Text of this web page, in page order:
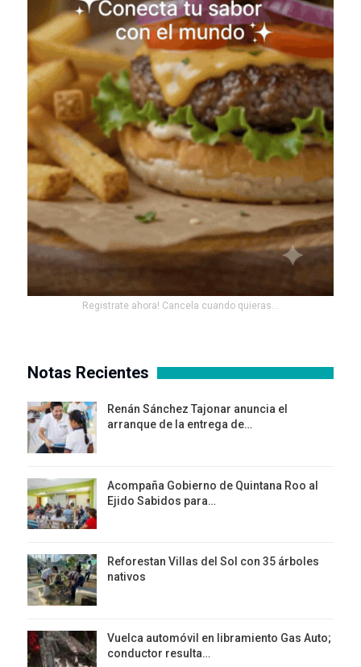
Registrate ahora! Cancela cuando quieras...
Notas Recientes
Renán Sánchez Tajonar anuncia el
arranque de la entrega de…
Acompaña Gobierno de Quintana Roo al
Ejido Sabidos para…
Reforestan Villas del Sol con 35 árboles
nativos
Vuelca automóvil en libramiento Gas Auto;
conductor resulta…